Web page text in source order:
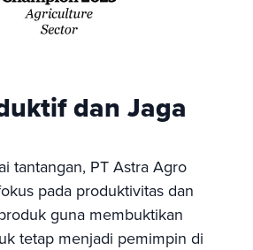
dan Jaga
tantangan, PT Astra Agro
pada produktivitas dan
guna membuktikan
tetap menjadi pemimpin di